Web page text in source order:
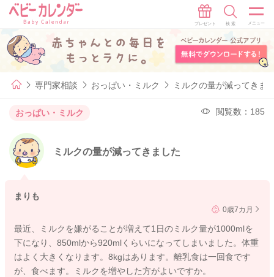
専門家相談 おっぱい・ミルク ミルクの量が減ってきま
おっぱい・ミルク 閲覧数：185
ミルクの量が減ってきました
まりも
0歳7カ月
最近、ミルクを嫌がることが増えて1日のミルク量が1000mlを
下になり、850mlから920mlくらいになってしまいました。体重
はよく大きくなります。8kgはあります。離乳食は一回食です
が、食べます。ミルクを増やした方がよいですか。